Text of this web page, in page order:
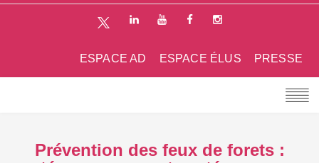
PRESSE
ESPACE ÉLUS
ESPACE AD
Prévention des feux de forets :